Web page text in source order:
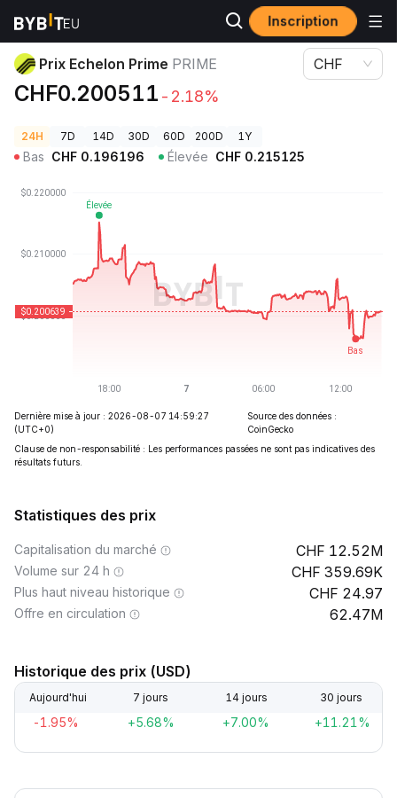
Inscription
Prix des cryptos Prix Echelon Prime PRIME
Prix Echelon Prime PRIME
CHF0.200511 -2.18%
CHF
24H 7D 14D 30D 60D 200D 1Y
Bas CHF 0.196196 Élevée CHF 0.215125
Dernière mise à jour : 2026-08-07 14:59:27
(UTC+0)
Source des données :
CoinGecko
Clause de non-responsabilité : Les performances passées ne sont pas indicatives des
résultats futurs.
Statistiques des prix
Capitalisation du marché 12.52M
Volume sur 24 h 359.69K
Plus haut niveau historique 24.97
Offre en circulation 62.47M
Historique des prix (USD)
Aujourd'hui 7 jours 14 jours 30 jours
-1.95% +5.68% +7.00% +11.21%